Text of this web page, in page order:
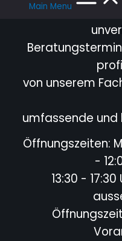
Main Menu
Bitte
von unserem
umfassende
Öffnungszeiten:
-
13:30 -